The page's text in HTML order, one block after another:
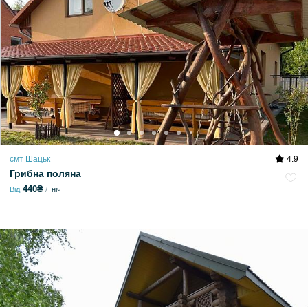
смт Шацьк 4.9
Грибна поляна
Від 440₴ ніч